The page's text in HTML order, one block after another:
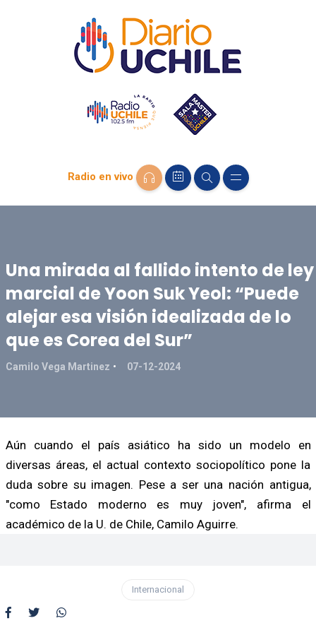
Radio en vivo
Una mirada al fallido intento de ley
marcial de Yoon Suk Yeol: “Puede
alejar esa visión idealizada de lo
que es Corea del Sur”
Camilo Vega Martinez 07-12-2024
Aún cuando el país asiático ha sido un modelo en
diversas áreas, el actual contexto sociopolítico pone la
duda sobre su imagen. Pese a ser una nación antigua,
"como Estado moderno es muy joven", afirma el
académico de la U. de Chile, Camilo Aguirre.
Internacional